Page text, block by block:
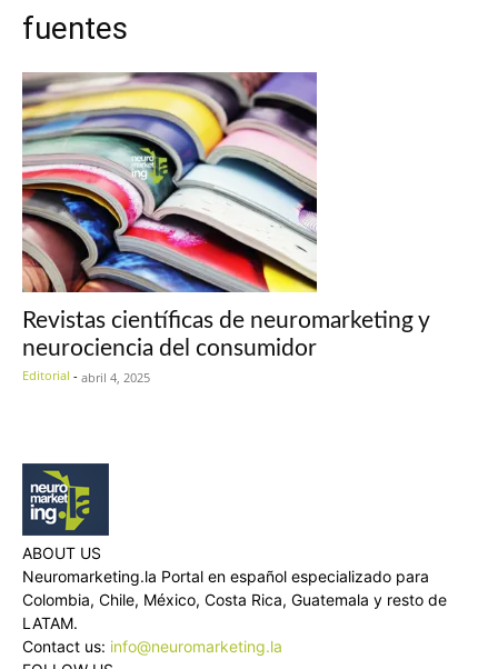
fuentes
Revistas científicas de neuromarketing y
neurociencia del consumidor
Editorial - abril 4, 2025
ABOUT US
Neuromarketing.la Portal en español especializado para
Colombia, Chile, México, Costa Rica, Guatemala y resto de
LATAM.
Contact us: info@neuromarketing.la